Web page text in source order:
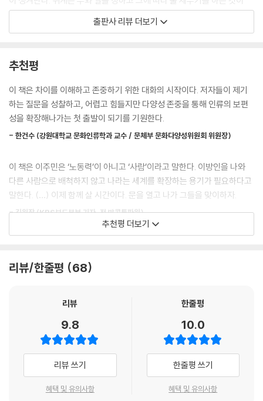
의 스웨덴이나 남아메리카의 브라질로 이민을 고민하고 있다고 가정해보
자. 거의 틀림없이 당신은 이런 고민에 빠지게 될 것이다. ‘내가, 그리고 우
라도 훨씬 덜할 확률이 높다. 패러다임 자체가 바뀌었기 때문이다.
도의 나라로 빠르게 전파되었듯, 오늘날 글로벌 문화의 동질성은 전 세계
같은 잘파세대 사이에서 급속히 확산하고 있다. 이는 비단 우리나라 잘파
세대만이 아닌, 전 세계 잘파세대에게 들불 번지듯 번지고 있다는 얘기다.
이런 상황에서 문화적 이질감이 글로벌 이주의 걸림돌이 되겠는가? 태생
무대로 생활하고 활동하며 역동적으로 살아갈 수밖에 없다. 이는 선택의
문제라기보다 필연이자 숙명에 가까운 일이라고 할 수 있다. 또한 이는 특
정 국가에 머무르며 평생을 살아가야 하는 과거의 방식이 아니라 어느 한
된다는 의미이기도 하다. 이런 전 세계적인 패러다임과 트렌드 속에서 우
리나라 잘파세대도 다른 나라 잘파세대와 마찬가지로 전 세계로 뻗어나가
--- p.98~99
형성하게 되었을까? 우리나라에만 국한된 연구를 찾기는 어려우나 전 세
계 여러 문화권을 연구한 결과가 제법 있다. 이에 따르면 밀 농사를 짓는 집
단에 비해 벼농사를 짓는 집단일수록 훨씬 획일적이다. 이는 밀 농사와 벼
농사 특성의 차이에서 기인한다. 즉, 밀 농사의 경우 밀 씨앗을 땅에 뿌리는
일 외에 별다른 노력이 필요 없는 데 반해 벼농사를 짓는 데에는 관개시설
정비를 비롯해 밀 농사의 최소 두세 배 정도 되는 집단 노동이 필요하다고
한다. 벼농사는 밀 농사와 달리 ‘협업’이 절대적으로 필요한 농업이다. 그러
다.”
성차별, 인종차별 등의 혐오에 기반한 ‘차별’과 그로 인한 심각한 사회 문제
는 왜 생겨날까? 이는 우리 사회 안에 존재하는 수많은 차이를 다양성의 긍
정적인 발현으로 인정하지 않고, 자신과 다른 특성을 가진(차이가 있는)
상대를 타자화하고, 배척하고, 억압하기 때문이다.
그렇다면 인류사의 관점에서 차별은 어떻게 발생하였으며, 고질적인 문제
따르면, 인종이라는 개념은 인류가 인간의 다양성을 탐구하고 이해하는 과
정에서 나온 부산물이라고 한다. 그리고 이 개념이 본격화한 것은 근대 유
럽 국가가 먼바다와 다른 대륙으로 진출하기 시작한 15세기 말 이후 펼쳐
진 신항로 개척 시대 때였다. 유럽인은 먼 항해 끝에 아메리카와 아프리카,
그리고 아시아에서 만난, 자신과 너무도 다르게 생긴 사람들을 타자화하고
다른 대륙에 진출하고, 침략하고 약탈하는 과정에 만들어진 근대의 발명품
그는 “피부색 차이는 스펙트럼으로서만 존재할 뿐 검은색, 흰색, 노란색의
구분 선이 존재하는 것이 아니다”라고 갈파한다.
▣ ‘다양성’은 개인과 공동체의 생존과 번영을 위한 가장 확실한 열쇠다
다양성은 ‘차별’이라는 치명적인 무기이자 해로운 독소에 맞서고 치료하는
가장 효능이 뛰어난 해독제이자 방패다. 다양성은 이제 개인의 취향이나
출판사 리뷰 더보기
추천평
이 책은 차이를 이해하고 존중하기 위한 대화의 시작이다. 저자들이 제기
하는 질문을 성찰하고, 어렵고 힘들지만 다양성 존중을 통해 인류의 보편
성을 확장해나가는 첫 출발이 되기를 기원한다.
- 한건수 (강원대학교 문화인류학과 교수 / 문체부 문화다양성위원회 위원장)
이 책은 이주민은 ‘노동력’이 아니고 ‘사람’이라고 말한다. 이방인을 나와
다른 사람으로 배척하지 않고 나라는 세계를 확장하는 용기가 필요하다고
말한다. (…) 이제 함께 살 시간이다. 문을 열고 나가 그들을 맞이하자.
- 김원장 (KBS보도본부 기자, 전 방콕특파원)
있어 훌륭한 나침반이자 길잡이가 되어줄 것이다.
‘내가 타자로 남을 것인가, 남을 타자로 만들 것인가.’ 아니면 ‘용기 내어 저
프레임을 깨뜨리기 위해 노력할 것인가.’ (…) 이 책은 비판적 성찰을 통해
- 전후석 (〈헤로니모〉, 〈초선〉 다큐멘터리 감독)
추천평 더보기
리뷰/한줄평 68
리뷰
9.8
리뷰 쓰기
혜택 및 유의사항
한줄평
10.0
한줄평 쓰기
혜택 및 유의사항